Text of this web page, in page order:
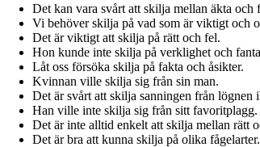
Det kan vara svårt att skilja mellan äkta och
Vi behöver skilja på vad som är viktigt och
Det är viktigt att skilja på rätt och fel.
Hon kunde inte skilja på verklighet och
Låt oss försöka skilja på fakta och åsikter.
Kvinnan ville skilja sig från sin man.
Det är svårt att skilja sanningen från lögnen
Han ville inte skilja sig från sitt favoritplagg.
Det är inte alltid enkelt att skilja mellan rätt
Det är bra att kunna skilja på olika fågelarter.